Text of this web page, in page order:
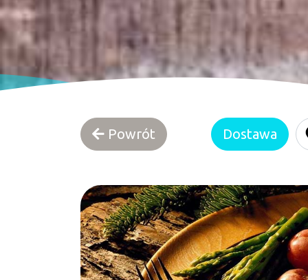
Powrót Dostawa